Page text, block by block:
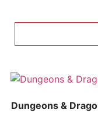
Dungeons &